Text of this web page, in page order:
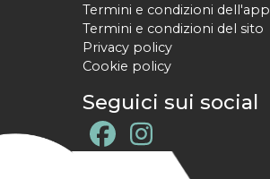
Termini e condizioni dell'app
Termini e condizioni del sito
Privacy policy
Cookie policy
Seguici sui social